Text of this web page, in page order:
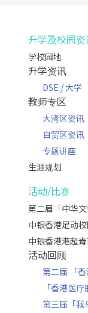
升学及校园
学校园地
升学资讯
DSE / 大学
教师专区
大湾区资讯
自贸区资讯
专题讲座
生涯规划
活动/比赛
第二届「中华文
中银香港足动
中银香港港超
活动回顾
第二届 「
「香港医
第三届「我